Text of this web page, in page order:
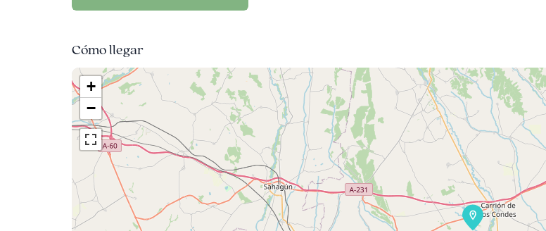
Cómo llegar
+
−